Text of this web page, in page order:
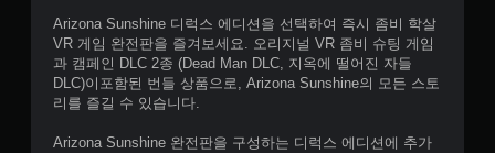
Arizona Sunshine 디럭스 에디션을 선택하여 즉시 좀비 학살
VR 게임 완전판을 즐겨보세요. 오리지널 VR 좀비 슈팅 게임
과 캠페인 DLC 2종 (Dead Man DLC, 지옥에 떨어진 자들
DLC)이포함된 번들 상품으로, Arizona Sunshine의 모든 스토
리를 즐길 수 있습니다.
Arizona Sunshine 완전판을 구성하는 디럭스 에디션에 추가